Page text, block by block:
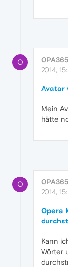
O OPA365
2014,
Avatar
Mein
hätte
O OPA365
2014,
Opera
Kann
Wörter